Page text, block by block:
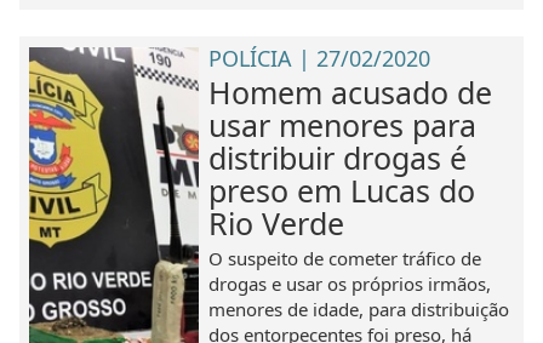
POLÍCIA | 27/02/2020
Homem acusado de
usar menores para
distribuir drogas é
preso em Lucas do
Rio Verde
O suspeito de cometer tráfico de
drogas e usar os próprios irmãos,
menores de idade, para distribuição
dos entorpecentes foi preso, há